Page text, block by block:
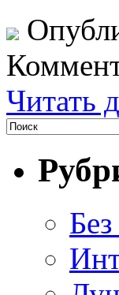
Читать